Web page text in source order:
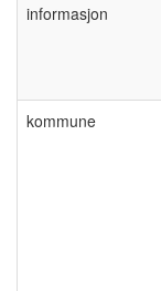
informasjon
kommune